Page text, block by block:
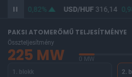
364,70 0,82% USD/HUF316,14
PAKSI ATOMERŐMŰ TELJESÍTMÉNYE
Összteljesítmény
225 MW 0 MW
1. blokk
2.